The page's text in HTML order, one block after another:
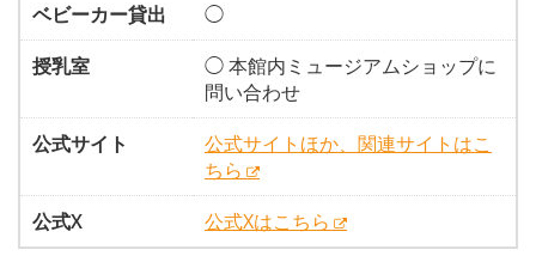
ベビーカー貸出
◯
授乳室
◯ 本館内ミュージアムショップに
問い合わせ
公式サイト
公式サイトほか、関連サイトはこ
ちら
公式X
公式Xはこちら